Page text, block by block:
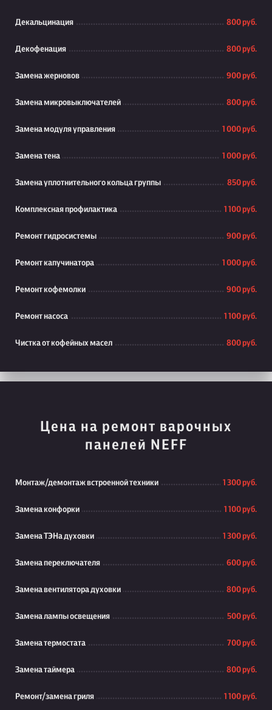
Декальцинация 800 руб.
Декофенация 800 руб.
Замена жерновов 900 руб.
Замена микровыключателей 800 руб.
Замена модуля управления 1 000 руб.
Замена тена 1 000 руб.
Замена уплотнительного кольца группы 850 руб.
Комплексная профилактика 1 100 руб.
Ремонт гидросистемы 900 руб.
Ремонт капучинатора 1 000 руб.
Ремонт кофемолки 900 руб.
Ремонт насоса 1 100 руб.
Чистка от кофейных масел 800 руб.
Цена на ремонт варочных
панелей NEFF
Монтаж/демонтаж встроенной техники 1 300 руб.
Замена конфорки 1 100 руб.
Замена ТЭНа духовки 1 300 руб.
Замена переключателя 600 руб.
Замена вентилятора духовки 800 руб.
Замена лампы освещения 500 руб.
Замена термостата 700 руб.
Замена таймера 800 руб.
Ремонт/замена гриля 1 100 руб.